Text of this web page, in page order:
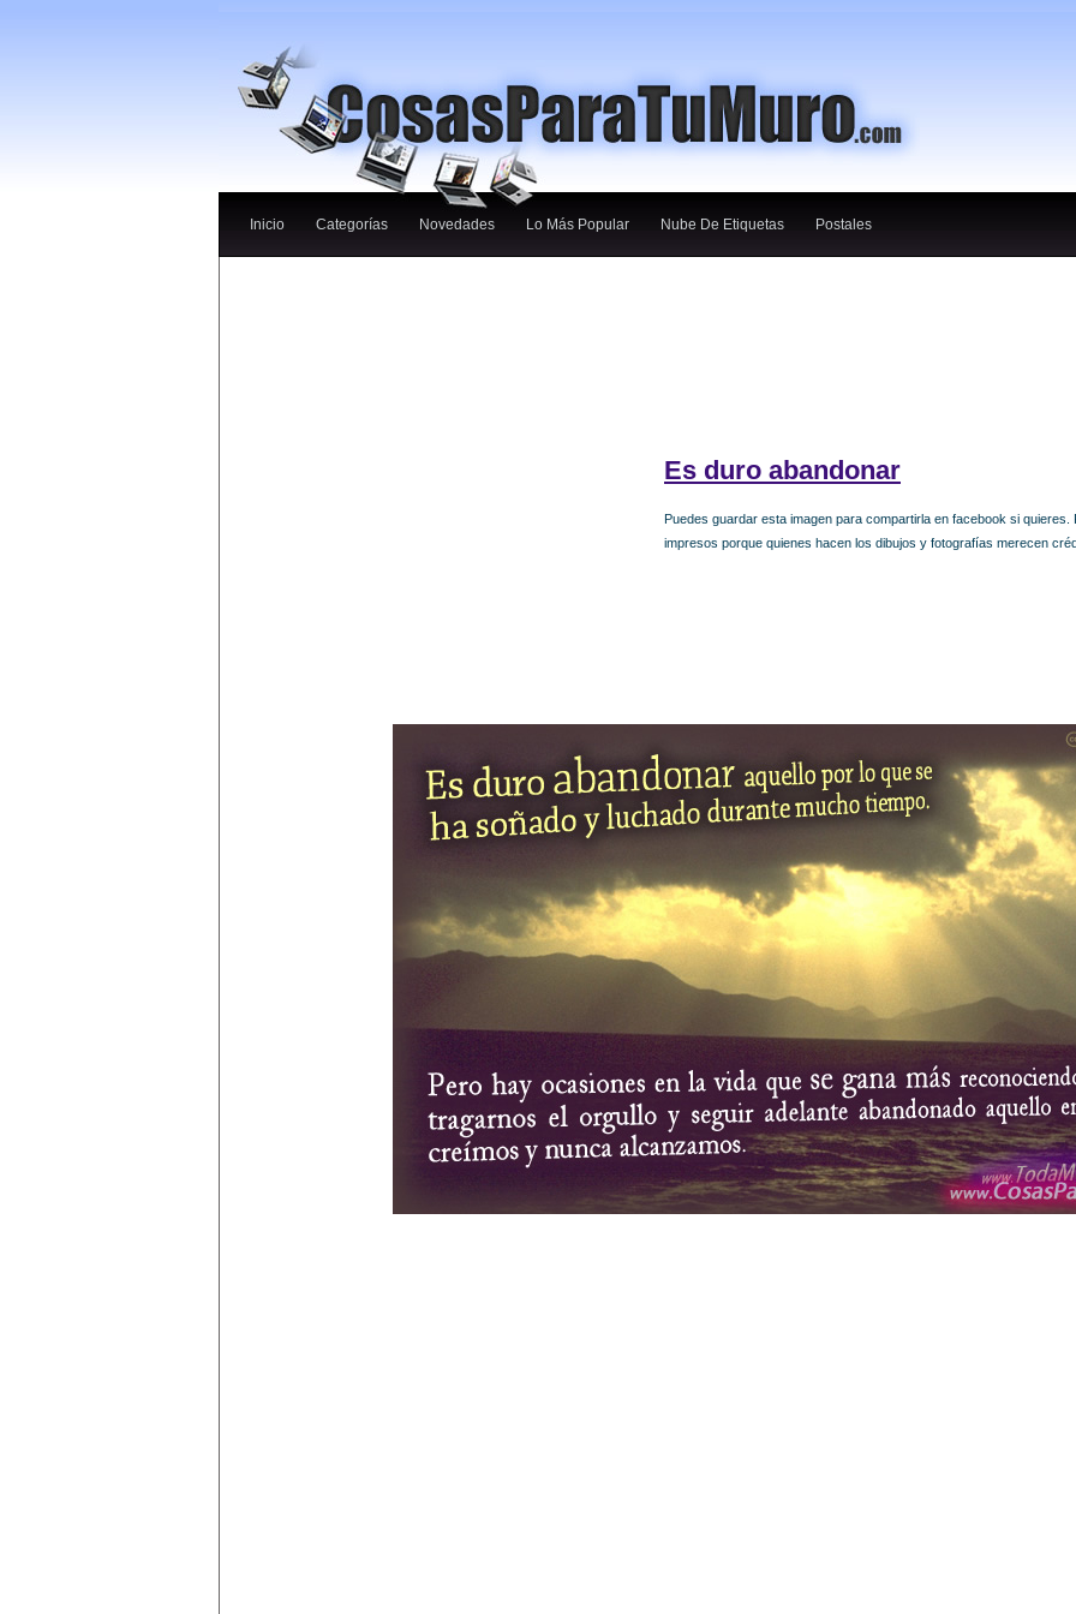
Inicio Categorías Novedades Lo Más Popular Nube De Etiquetas Postales
Es duro abandonar
Puedes guardar esta imagen para compartirla en facebook si
impresos porque quienes hacen los dibujos y fotografías merecen